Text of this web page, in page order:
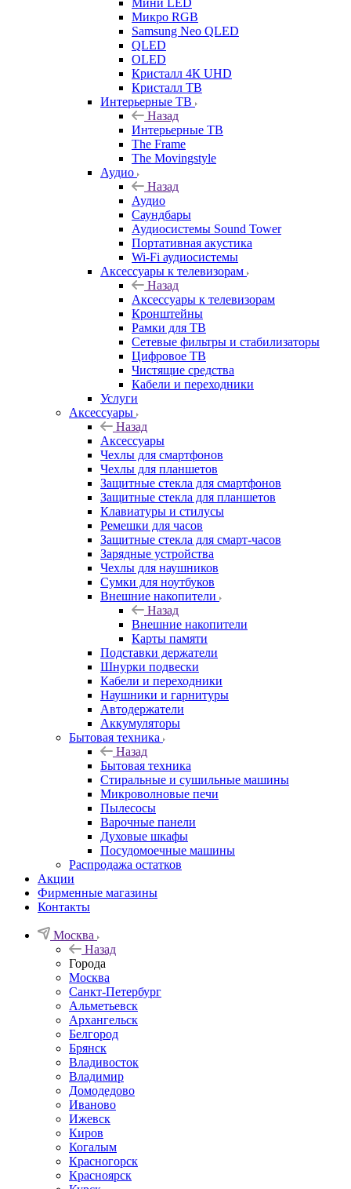
Мини LED
Микро RGB
Samsung Neo QLED
QLED
OLED
Кристалл 4К UHD
Кристалл ТВ
Интерьерные ТВ
Назад
Интерьерные ТВ
The Frame
The Movingstyle
Аудио
Назад
Аудио
Саундбары
Аудиосистемы Sound Tower
Портативная акустика
Wi-Fi аудиосистемы
Аксессуары к телевизорам
Назад
Аксессуары к телевизорам
Кронштейны
Рамки для ТВ
Сетевые фильтры и стабилизаторы
Цифровое ТВ
Чистящие средства
Кабели и переходники
Услуги
Аксессуары
Назад
Аксессуары
Чехлы для смартфонов
Чехлы для планшетов
Защитные стекла для смартфонов
Защитные стекла для планшетов
Клавиатуры и стилусы
Ремешки для часов
Защитные стекла для смарт-часов
Зарядные устройства
Чехлы для наушников
Сумки для ноутбуков
Внешние накопители
Назад
Внешние накопители
Карты памяти
Подставки держатели
Шнурки подвески
Кабели и переходники
Наушники и гарнитуры
Автодержатели
Аккумуляторы
Бытовая техника
Назад
Бытовая техника
Стиральные и сушильные машины
Микроволновые печи
Пылесосы
Варочные панели
Духовые шкафы
Посудомоечные машины
Распродажа остатков
Акции
Фирменные магазины
Контакты
Москва
Назад
Города
Москва
Санкт-Петербург
Альметьевск
Архангельск
Белгород
Брянск
Владивосток
Владимир
Домодедово
Иваново
Ижевск
Киров
Когалым
Красногорск
Красноярск